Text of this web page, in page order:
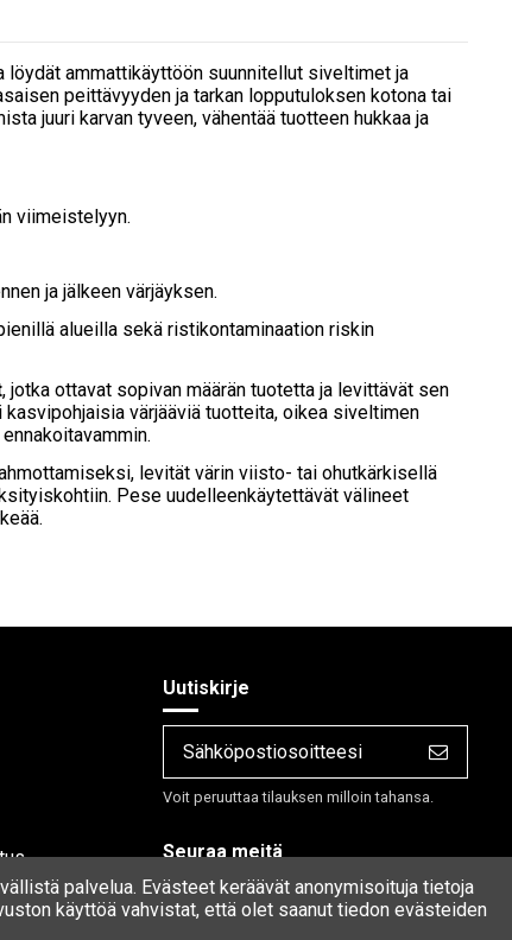
löydät ammattikäyttöön suunnitellut siveltimet ja
peittävyyden ja tarkan lopputuloksen kotona tai
juuri karvan tyveen, vähentää tuotteen hukkaa ja
viimeistelyyn.
ja jälkeen värjäyksen.
alueilla sekä ristikontaminaation riskin
, jotka ottavat sopivan määrän tuotetta ja levittävät sen
värjääviä tuotteita, oikea siveltimen
levität värin viisto- tai ohutkärkisellä
Pese uudelleenkäytettävät välineet
Uutiskirje
Voit peruuttaa tilauksen milloin tahansa.
Seuraa meitä
palvelua. Evästeet keräävät anonymisoituja tietoja
käyttöä vahvistat, että olet saanut tiedon evästeiden